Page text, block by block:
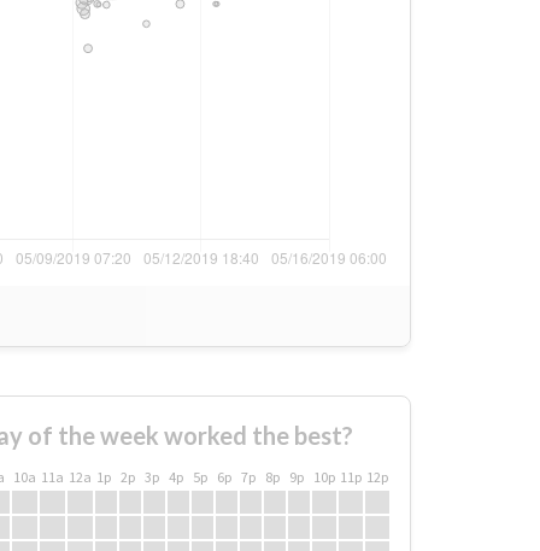
of the week worked the best?
10a 11a 12a 1p 2p 3p 4p 5p 6p 7p 8p 9p 10p 11p 12p